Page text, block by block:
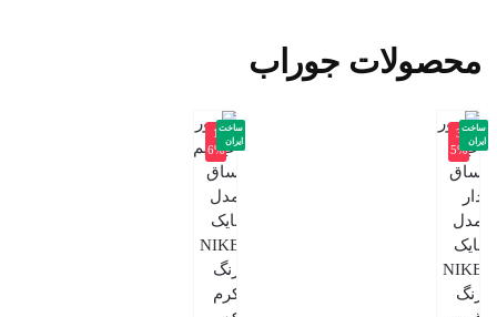
محصولات جوراب
-3
5%
ساخت
ایران
-1
6%
ساخت
ایران